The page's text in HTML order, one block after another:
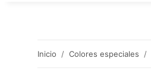
Inicio Colores especiales